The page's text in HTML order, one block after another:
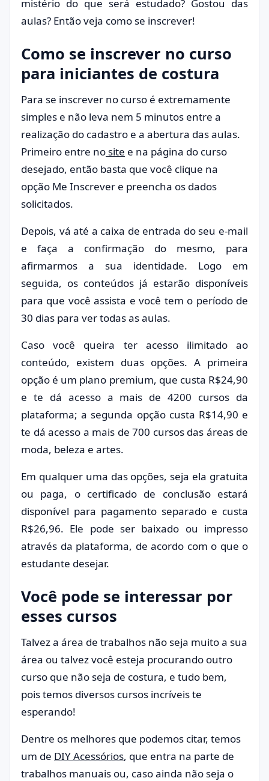
mistério do que será estudado? Gostou das
aulas? Então veja como se inscrever!
Como se inscrever no curso
para iniciantes de costura
Para se inscrever no curso é extremamente
simples e não leva nem 5 minutos entre a
realização do cadastro e a abertura das aulas.
Primeiro entre no site e na página do curso
desejado, então basta que você clique na
opção Me Inscrever e preencha os dados
solicitados.
Depois, vá até a caixa de entrada do seu e-mail
e faça a confirmação do mesmo, para
afirmarmos a sua identidade. Logo em
seguida, os conteúdos já estarão disponíveis
para que você assista e você tem o período de
30 dias para ver todas as aulas.
Caso você queira ter acesso ilimitado ao
conteúdo, existem duas opções. A primeira
opção é um plano premium, que custa R$24,90
e te dá acesso a mais de 4200 cursos da
plataforma; a segunda opção custa R$14,90 e
te dá acesso a mais de 700 cursos das áreas de
moda, beleza e artes.
Em qualquer uma das opções, seja ela gratuita
ou paga, o certificado de conclusão estará
disponível para pagamento separado e custa
R$26,96. Ele pode ser baixado ou impresso
através da plataforma, de acordo com o que o
estudante desejar.
Você pode se interessar por
esses cursos
Talvez a área de trabalhos não seja muito a sua
área ou talvez você esteja procurando outro
curso que não seja de costura, e tudo bem,
pois temos diversos cursos incríveis te
esperando!
Dentre os melhores que podemos citar, temos
um de DIY Acessórios, que entra na parte de
trabalhos manuais ou, caso ainda não seja o